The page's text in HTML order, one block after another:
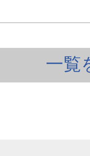
一覧